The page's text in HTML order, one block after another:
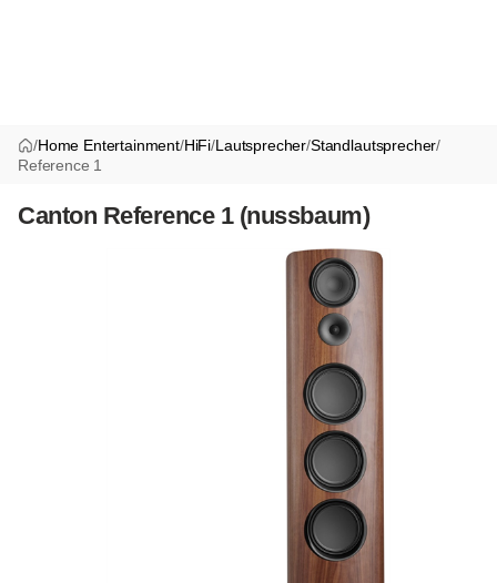
/Home Entertainment/HiFi/Lautsprecher/Standlautsprecher/
Reference 1
Canton Reference 1 (nussbaum)